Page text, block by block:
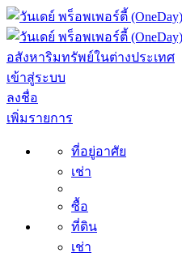
อสังหาริมทรัพย์ในต่างประเทศ
เข้าสู่ระบบ
ลงชื่อ
เพิ่มรายการ
ที่อยู่อาศัย
เช่า
ซื้อ
ที่ดิน
เช่า